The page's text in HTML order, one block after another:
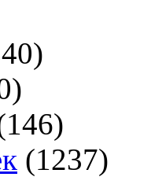
(1237)